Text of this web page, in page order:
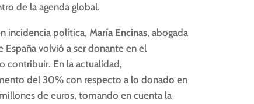
de la agenda global.
incidencia política, María Encinas, abogada
España volvió a ser donante en el
contribuir. En la actualidad,
del 30% con respecto a lo donado en
de euros, tomando en cuenta la